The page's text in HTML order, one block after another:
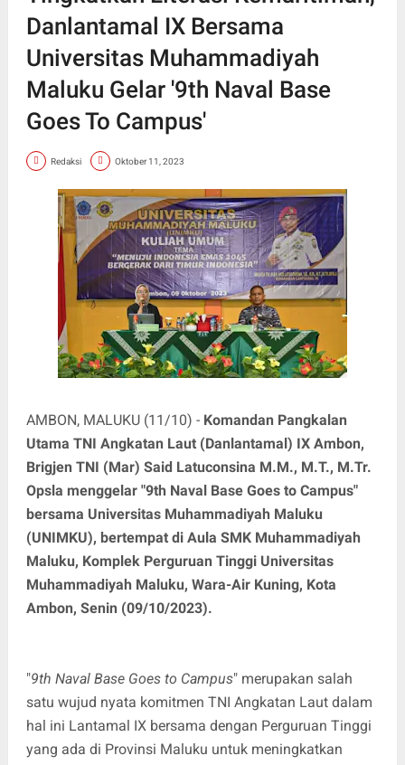
Danlantamal IX Bersama
Universitas Muhammadiyah
Maluku Gelar '9th Naval Base
Goes To Campus'
Redaksi Oktober 11, 2023
AMBON, MALUKU (11/10) - Komandan Pangkalan
Utama TNI Angkatan Laut (Danlantamal) IX Ambon,
Brigjen TNI (Mar) Said Latuconsina M.M., M.T., M.Tr.
Opsla menggelar "9th Naval Base Goes to Campus"
bersama Universitas Muhammadiyah Maluku
(UNIMKU), bertempat di Aula SMK Muhammadiyah
Maluku, Komplek Perguruan Tinggi Universitas
Muhammadiyah Maluku, Wara-Air Kuning, Kota
Ambon, Senin (09/10/2023).
"9th Naval Base Goes to Campus" merupakan salah
satu wujud nyata komitmen TNI Angkatan Laut dalam
hal ini Lantamal IX bersama dengan Perguruan Tinggi
yang ada di Provinsi Maluku untuk meningkatkan